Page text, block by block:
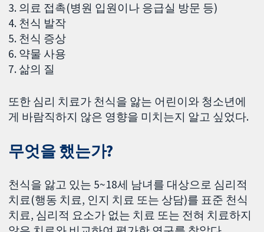
3. 의료 접촉(병원 입원이나 응급실 방문 등)
4. 천식 발작
5. 천식 증상
6. 약물 사용
7. 삶의 질
또한 심리 치료가 천식을 앓는 어린이와 청소년에
게 바람직하지 않은 영향을 미치는지 알고 싶었다.
무엇을 했는가?
천식을 앓고 있는 5~18세 남녀를 대상으로 심리적
치료(행동 치료, 인지 치료 또는 상담)를 표준 천식
치료, 심리적 요소가 없는 치료 또는 전혀 치료하지